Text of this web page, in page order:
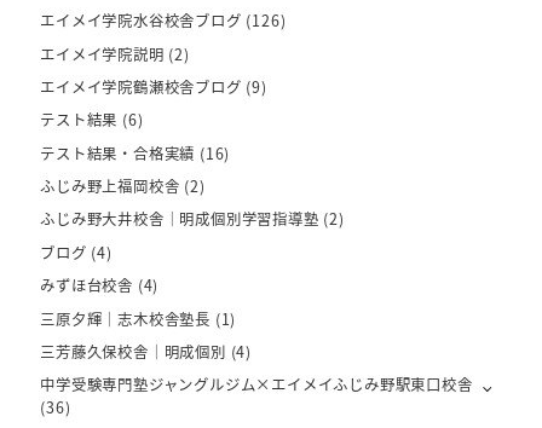
エイメイ学院水谷校舎ブログ (126)
エイメイ学院説明 (2)
エイメイ学院鶴瀬校舎ブログ (9)
テスト結果 (6)
テスト結果・合格実績 (16)
ふじみ野上福岡校舎 (2)
ふじみ野大井校舎｜明成個別学習指導塾 (2)
ブログ (4)
みずほ台校舎 (4)
三原夕輝｜志木校舎塾長 (1)
三芳藤久保校舎｜明成個別 (4)
中学受験専門塾ジャングルジム×エイメイふじみ野駅東口校舎
(36)